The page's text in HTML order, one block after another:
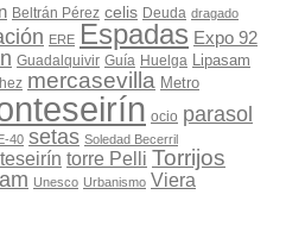
Beltrán Pérez celis Deuda dragado
ERE Espadas Expo 92
Guadalquivir Guía Huelga Lipasam
mercasevilla Metro
ocio parasol
40 setas Soledad Becerril
torre Pelli Torrijos
Unesco Urbanismo Viera